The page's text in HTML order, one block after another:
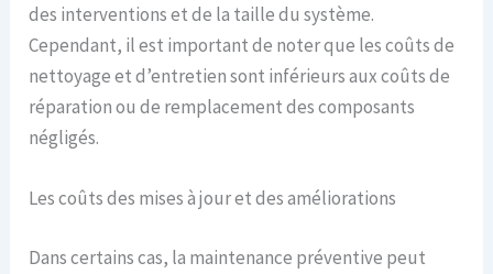
des interventions et de la taille du système.
Cependant, il est important de noter que les coûts de
nettoyage et d’entretien sont inférieurs aux coûts de
réparation ou de remplacement des composants
négligés.
Les coûts des mises à jour et des améliorations
Dans certains cas, la maintenance préventive peut